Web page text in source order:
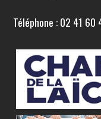
Téléphone : 02 41 60